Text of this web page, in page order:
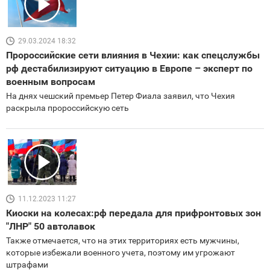
29.03.2024 18:32
Пророссийские сети влияния в Чехии: как спецслужбы
рф дестабилизируют ситуацию в Европе – эксперт по
военным вопросам
На днях чешский премьер Петер Фиала заявил, что Чехия
раскрыла пророссийскую сеть
11.12.2023 11:27
Киоски на колесах:рф передала для прифронтовых зон
"ЛНР" 50 автолавок
Также отмечается, что на этих территориях есть мужчины,
которые избежали военного учета, поэтому им угрожают
штрафами